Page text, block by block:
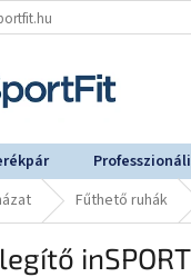
Fűthető ruhák